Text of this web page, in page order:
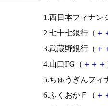
1.西日本フィナン
2.七十七銀行（ ＋
3.武蔵野銀行（ ＋
4.山口FG（ ＋ ＋ ＋
5.ちゅうぎんフィ
6.ふくおかＦ（ ＋